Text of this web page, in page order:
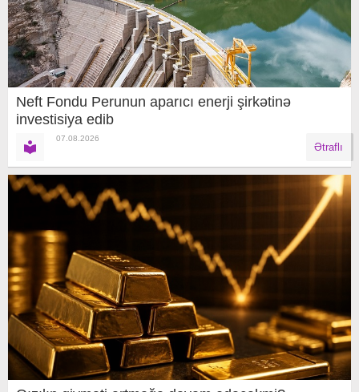
Neft Fondu Perunun aparıcı enerji şirkətinə
investisiya edib
07.08.2026
Ətraflı